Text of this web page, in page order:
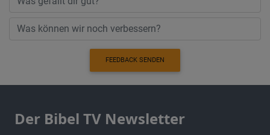
FEEDBACK SENDEN
Der Bibel TV Newsletter